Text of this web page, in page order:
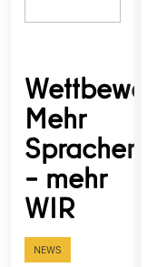
Mehr
Sprachen
– mehr
WIR
NEWS